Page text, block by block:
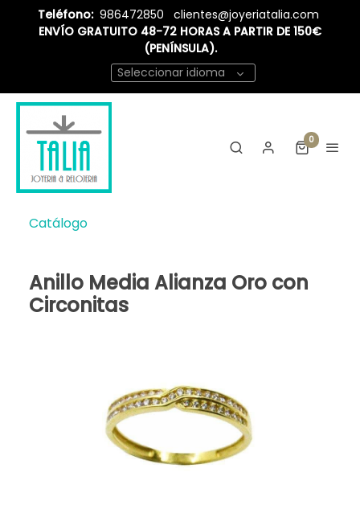
Teléfono: 986472850
clientes@joyeriatalia.com
ENVÍO GRATUITO 48-72 HORAS A PARTIR DE 150€
(PENÍNSULA).
Seleccionar idioma
0
Catálogo
Anillo Media Alianza Oro con
Circonitas